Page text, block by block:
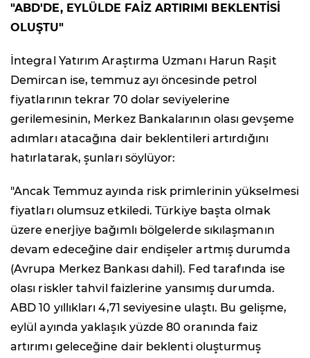
"ABD'DE, EYLÜLDE FAİZ ARTIRIMI BEKLENTİSİ
OLUŞTU"
İntegral Yatırım Araştırma Uzmanı Harun Raşit
Demircan ise, temmuz ayı öncesinde petrol
fiyatlarının tekrar 70 dolar seviyelerine
gerilemesinin, Merkez Bankalarının olası gevşeme
adımları atacağına dair beklentileri artırdığını
hatırlatarak, şunları söylüyor:
"Ancak Temmuz ayında risk primlerinin yükselmesi
fiyatları olumsuz etkiledi. Türkiye başta olmak
üzere enerjiye bağımlı bölgelerde sıkılaşmanın
devam edeceğine dair endişeler artmış durumda
(Avrupa Merkez Bankası dahil). Fed tarafında ise
olası riskler tahvil faizlerine yansımış durumda.
ABD 10 yıllıkları 4,71 seviyesine ulaştı. Bu gelişme,
eylül ayında yaklaşık yüzde 80 oranında faiz
artırımı geleceğine dair beklenti oluşturmuş